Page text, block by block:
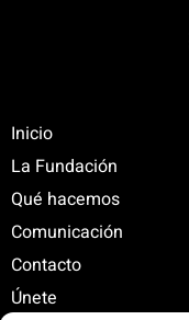
Inicio
La Fundación
Qué hacemos
Comunicación
Contacto
Únete